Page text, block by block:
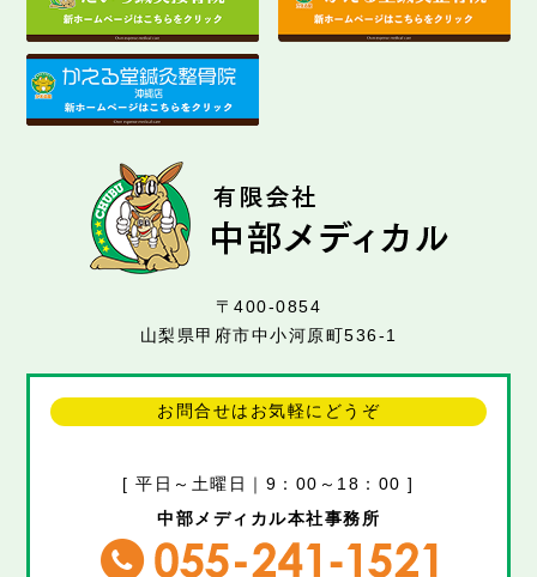
〒400-0854
山梨県甲府市中小河原町536-1
お問合せはお気軽にどうぞ
[ 平日～土曜日｜9：00～18：00 ]
中部メディカル本社事務所